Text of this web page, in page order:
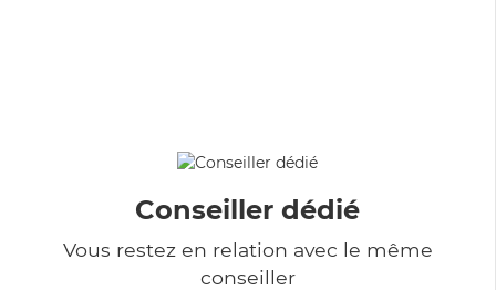
Conseiller dédié
Vous restez en relation avec le même
conseiller